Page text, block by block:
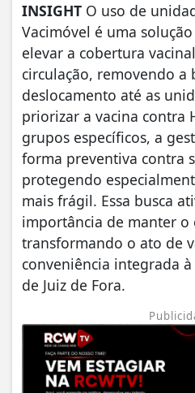
INSIGHT O uso de
Vacimóvel é uma
elevar a cobertura
circulação, removendo a
deslocamento até as
priorizar a vacina contra
grupos específicos, a
forma preventiva contra
protegendo
mais frágil. Essa busca
importância de manter o
transformando o ato de
conveniência integrada
de Juiz de Fora.